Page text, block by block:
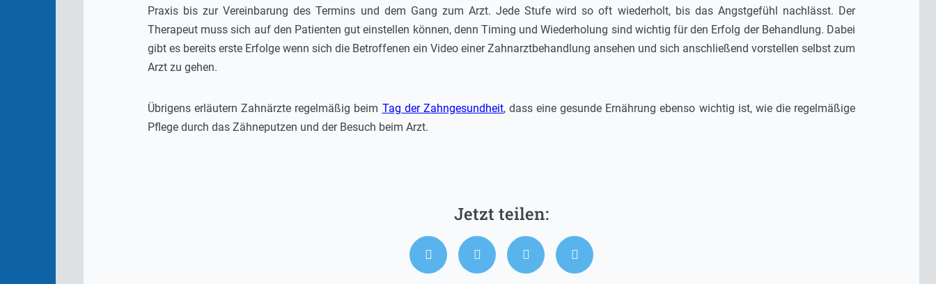
Praxis bis zur Vereinbarung des Termins und dem Gang zum Arzt. Jede Stufe wird so oft wiederholt, bis das Angstgefühl nachlässt. Der
Therapeut muss sich auf den Patienten gut einstellen können, denn Timing und Wiederholung sind wichtig für den Erfolg der Behandlung. Dabei
gibt es bereits erste Erfolge wenn sich die Betroffenen ein Video einer Zahnarztbehandlung ansehen und sich anschließend vorstellen selbst zum
Arzt zu gehen.
Übrigens erläutern Zahnärzte regelmäßig beim Tag der Zahngesundheit, dass eine gesunde Ernährung ebenso wichtig ist, wie die regelmäßige
Pflege durch das Zähneputzen und der Besuch beim Arzt.